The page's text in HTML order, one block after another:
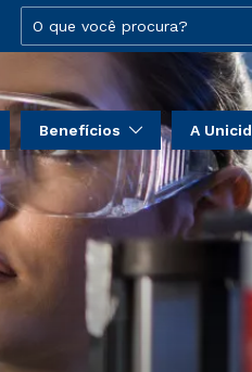
Benefícios A Unicid